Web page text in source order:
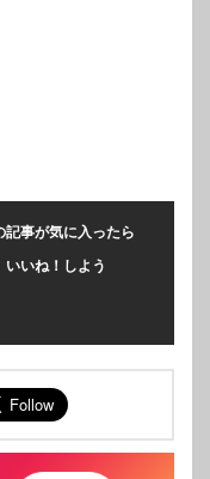
記事が気に入ったら
いいね！しよう